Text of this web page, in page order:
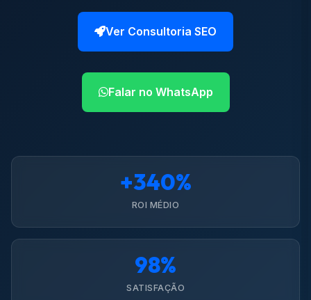
Ver Consultoria SEO
Falar no WhatsApp
+340%
ROI MÉDIO
98%
SATISFAÇÃO